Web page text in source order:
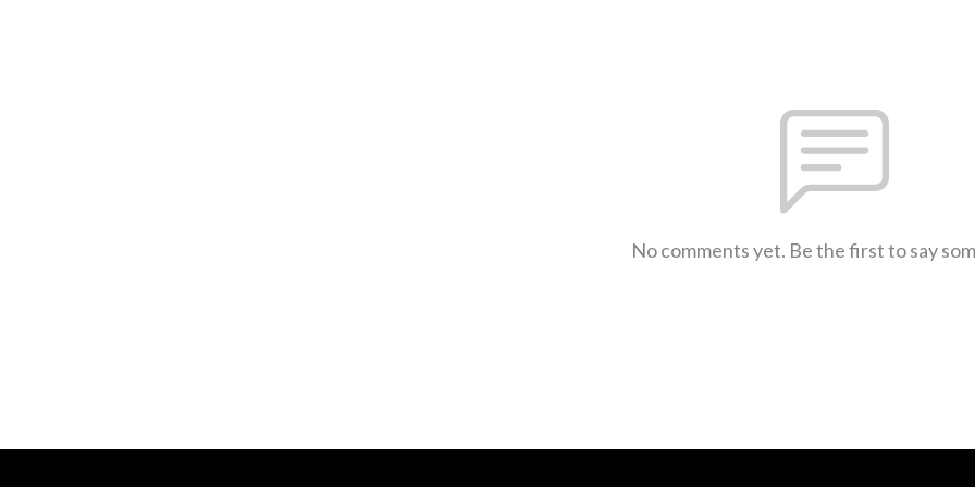
No comments yet. Be the first to say